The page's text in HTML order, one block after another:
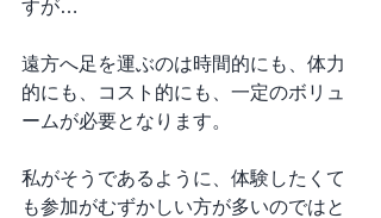
すが…
遠方へ足を運ぶのは時間的にも、体力
的にも、コスト的にも、一定のボリュ
ームが必要となります。
私がそうであるように、体験したくて
も参加がむずかしい方が多いのではと